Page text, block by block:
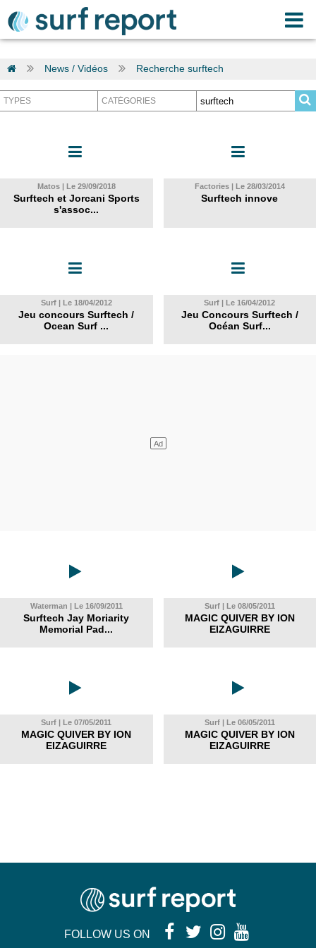
News / Vidéos Recherche surftech
Matos | Le 29/09/2018
Surftech et Jorcani Sports
s'assoc...
Factories | Le 28/03/2014
Surftech innove
Surf | Le 18/04/2012
Jeu concours Surftech /
Ocean Surf ...
Surf | Le 16/04/2012
Jeu Concours Surftech /
Océan Surf...
Waterman | Le 16/09/2011
Surftech Jay Moriarity
Memorial Pad...
Surf | Le 08/05/2011
MAGIC QUIVER BY ION
EIZAGUIRRE
Surf | Le 07/05/2011
MAGIC QUIVER BY ION
EIZAGUIRRE
Surf | Le 06/05/2011
MAGIC QUIVER BY ION
EIZAGUIRRE
FOLLOW US ON